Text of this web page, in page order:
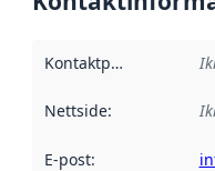
Kontaktpunkt
Nettside:
E-post: